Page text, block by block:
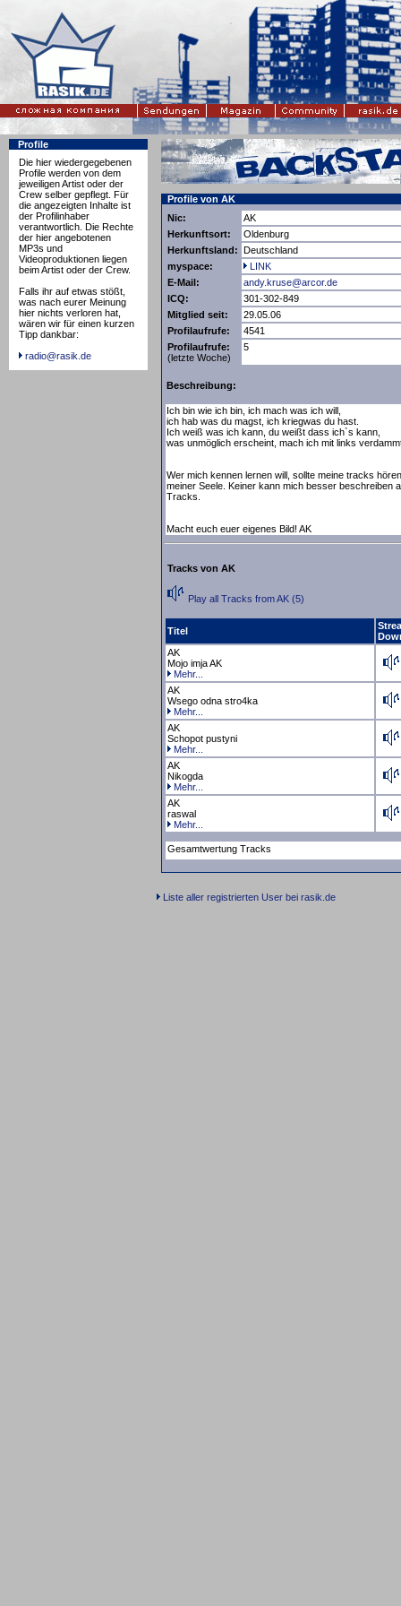
Profile
Die hier wiedergegebenen
Profile werden von dem
jeweiligen Artist oder der
Crew selber gepflegt. Für
die angezeigten Inhalte ist
der Profilinhaber
verantwortlich. Die Rechte
der hier angebotenen
MP3s und
Videoproduktionen liegen
beim Artist oder der Crew.
Falls ihr auf etwas stößt,
was nach eurer Meinung
hier nichts verloren hat,
wären wir für einen kurzen
Tipp dankbar:
radio@rasik.de
Profile von AK
Nic:
AK
Herkunftsort:
Oldenburg
Herkunftsland: Deutschland
myspace:
LINK
E-Mail:
andy.kruse@arcor.de
ICQ:
301-302-849
Mitglied seit:
29.05.06
Profilaufrufe:
4541
Profilaufrufe:
(letzte Woche)
5
Beschreibung:
Ich bin wie ich bin, ich mach was ich will,
ich hab was du magst, ich kriegwas du hast.
Ich weiß was ich kann, du weißt dass ich`s kann,
was unmöglich erscheint, mach ich mit links
Wer mich kennen lernen will, sollte meine tracks
meiner Seele. Keiner kann mich besser beschreiben
Tracks.
Macht euch euer eigenes Bild! AK
Tracks von AK
Play all Tracks from AK (5)
Titel
AK
Mojo imja AK
Mehr...
AK
Wsego odna stro4ka
Mehr...
AK
Schopot pustyni
Mehr...
AK
Nikogda
Mehr...
AK
raswal
Mehr...
Gesamtwertung Tracks
Liste aller registrierten User bei rasik.de